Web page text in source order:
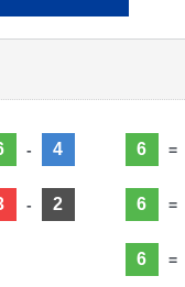
- 4
- 2
6 =
6 =
6 =